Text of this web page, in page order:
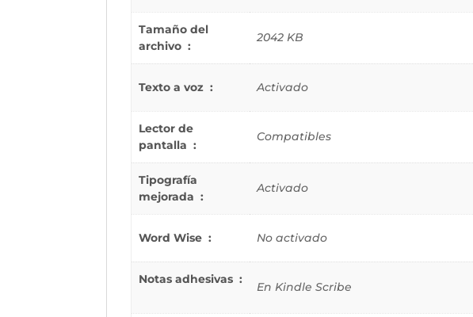
Tamaño del
archivo ‏ : ‎
2042 KB
Texto a voz ‏ : ‎ Activado
Lector de
pantalla ‏ : ‎
Compatibles
Tipografía
mejorada ‏ : ‎
Activado
Word Wise ‏ : ‎ No activado
Notas adhesivas ‏ :
En Kindle Scribe